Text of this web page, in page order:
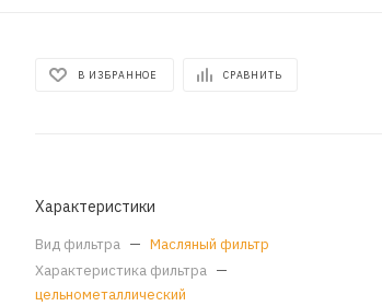
В ИЗБРАННОЕ СРАВНИТЬ
Характеристики
Вид фильтра — Масляный фильтр
Характеристика фильтра —
цельнометаллический